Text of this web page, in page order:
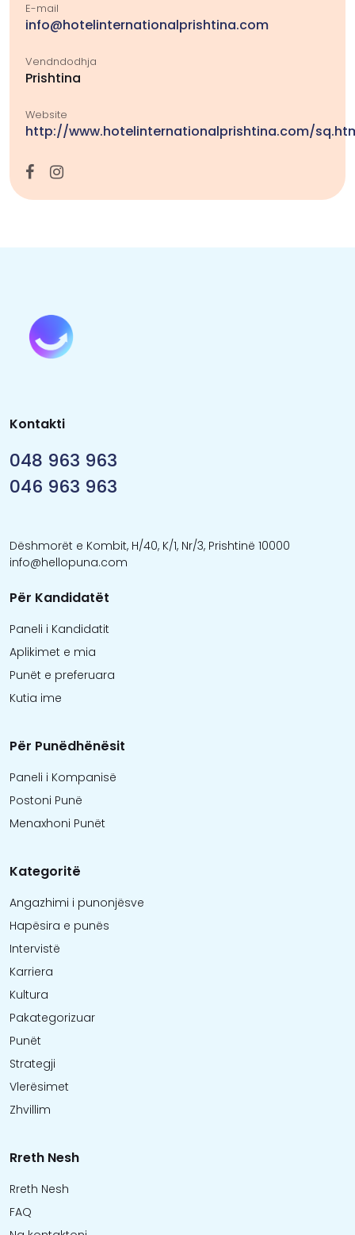
E-mail
info@hotelinternationalprishtina.com
Vendndodhja
Prishtina
Website
http://www.hotelinternationalprishtina.com/
Kontakti
048 963 963
046 963 963
Dëshmorët e Kombit, H/40, K/1, Nr/3, Prishtinë 10000
info@hellopuna.com
Për Kandidatët
Paneli i Kandidatit
Aplikimet e mia
Punët e preferuara
Kutia ime
Për Punëdhënësit
Paneli i Kompanisë
Postoni Punë
Menaxhoni Punët
Kategoritë
Angazhimi i punonjësve
Hapësira e punës
Intervistë
Karriera
Kultura
Pakategorizuar
Punët
Strategji
Vlerësimet
Zhvillim
Rreth Nesh
Rreth Nesh
FAQ